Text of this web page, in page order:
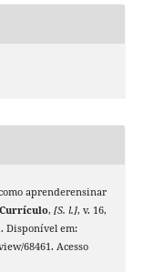
como aprenderensinar
Currículo, [S. l.], v. 16,
Disponível em:
68461. Acesso